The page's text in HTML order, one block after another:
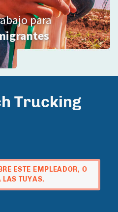
para
Trucking
ESTE EMPLEADOR, O
LAS TUYAS.